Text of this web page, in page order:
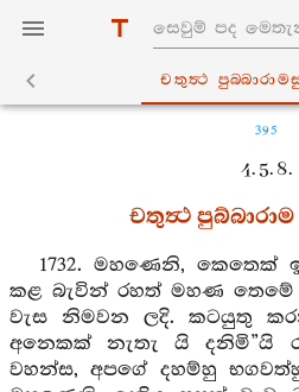
චතුත්‍ථ
395
4. 5. 8.
චතුත්‍ථ පුබ්බාරාම
1732. මහණෙනි, කෙතෙක්
කළ බැවින් රහත් මහණ තෙමේ
වැස නිමවන ලදි. කටයුතු
අනෙකක් නැතැ යි දනිමි”යි
වහන්ස, අපගේ දහම්හු